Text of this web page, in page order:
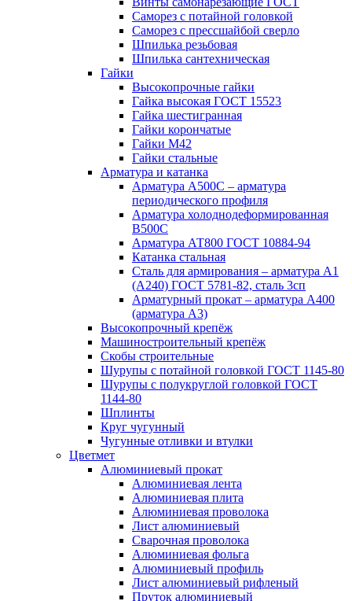
Саморез с потайной головкой
Саморез с прессшайбой сверло
Шпилька резьбовая
Шпилька сантехническая
Гайки
Высокопрочные гайки
Гайка высокая ГОСТ 15523
Гайка шестигранная
Гайки корончатые
Гайки М42
Гайки стальные
Арматура и катанка
Арматура А500С – арматура
периодического профиля
Арматура холоднодеформированная
В500С
Арматура АТ800 ГОСТ 10884-94
Катанка стальная
Сталь для армирования – арматура А1
(А240) ГОСТ 5781-82, сталь 3сп
Арматурный прокат – арматура А400
(арматура А3)
Высокопрочный крепёж
Машиностроительный крепёж
Скобы строительные
Шурупы с потайной головкой ГОСТ 1145-80
Шурупы с полукруглой головкой ГОСТ
1144-80
Шплинты
Круг чугунный
Чугунные отливки и втулки
Цветмет
Алюминиевый прокат
Алюминиевая лента
Алюминиевая плита
Алюминиевая проволока
Лист алюминиевый
Сварочная проволока
Алюминиевая фольга
Алюминиевый профиль
Лист алюминиевый рифленый
Пруток алюминиевый